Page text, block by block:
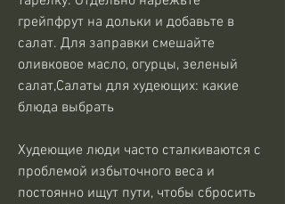
грейпфрут на дольки и добавьте в
салат. Для заправки смешайте
оливковое масло, огурцы, зеленый
салат,Салаты для худеющих: какие
блюда выбрать
Худеющие люди часто сталкиваются с
проблемой избыточного веса и
постоянно ищут пути, чтобы сбросить